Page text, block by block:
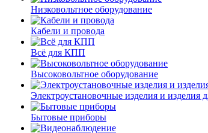
Низковольтное оборудование
Кабели и провода
Всё для КПП
Высоковольтное оборудование
Электроустановочные изделия и изделия
Бытовые приборы